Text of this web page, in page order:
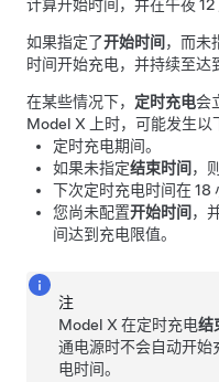
计算开始时间，并在午夜 12
如果指定了开始时间 ，而未
时间开始充电，并持续至达
在某些情况下， 定时充电会
Model X 上时，可能发生以
定时充电期间。
如果未指定结束时间 ，
下次定时充电时间在 18
您尚未配置开始时间 ，
间达到充电限值。
注
Model X 在定时充电结
通电源时不会自动开始
电时间。